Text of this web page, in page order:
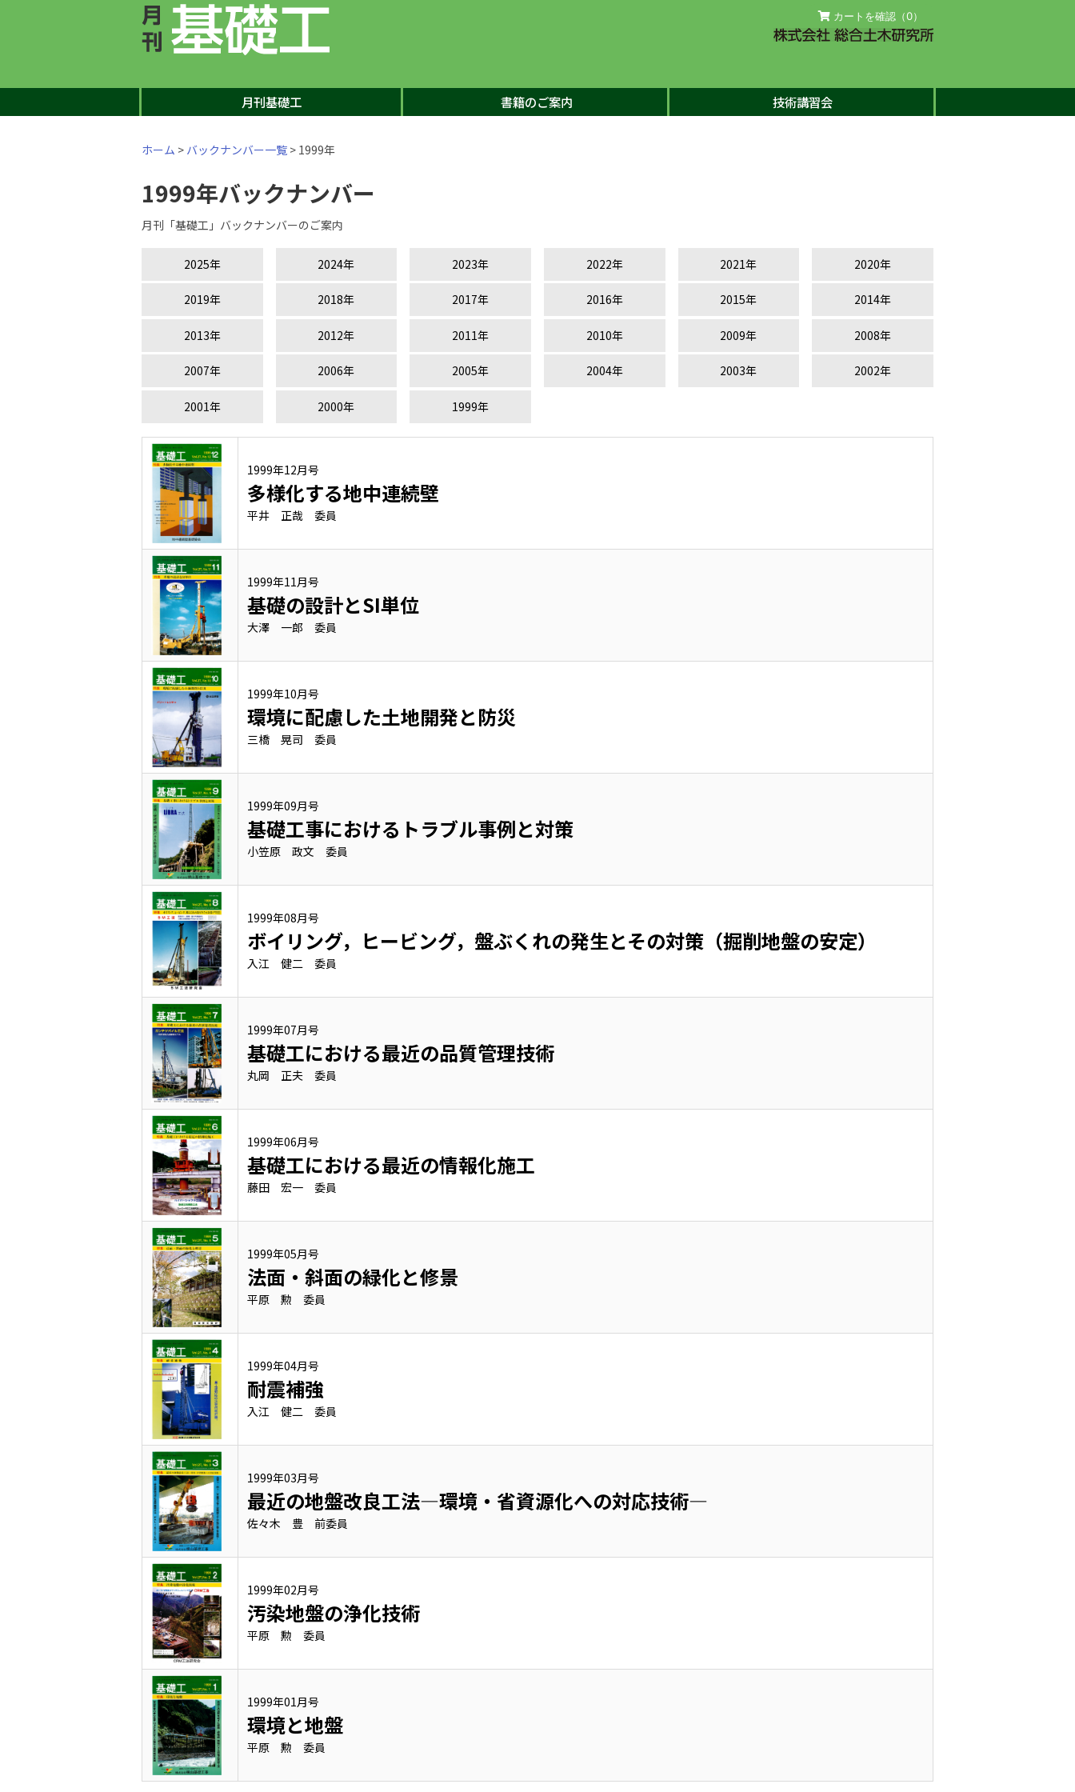
カートを確認（0）
月刊基礎工 書籍のご案内 技術講習会
ホーム > バックナンバー一覧 > 1999年
1999年バックナンバー
月刊「基礎工」バックナンバーのご案内
2025年 2024年 2023年 2022年 2021年 2020年
2019年 2018年 2017年 2016年 2015年 2014年
2013年 2012年 2011年 2010年 2009年 2008年
2007年 2006年 2005年 2004年 2003年 2002年
2001年 2000年 1999年
1999年12月号
多様化する地中連続壁
平井 正哉 委員
1999年11月号
基礎の設計とSI単位
大澤 一郎 委員
1999年10月号
環境に配慮した土地開発と防災
三橋 晃司 委員
1999年09月号
基礎工事におけるトラブル事例と対策
小笠原 政文 委員
1999年08月号
ボイリング，ヒービング，盤ぶくれの発生とその対策（掘削地盤の安定）
入江 健二 委員
1999年07月号
基礎工における最近の品質管理技術
丸岡 正夫 委員
1999年06月号
基礎工における最近の情報化施工
藤田 宏一 委員
1999年05月号
法面・斜面の緑化と修景
平原 勲 委員
1999年04月号
耐震補強
入江 健二 委員
1999年03月号
最近の地盤改良工法―環境・省資源化への対応技術―
佐々木 豊 前委員
1999年02月号
汚染地盤の浄化技術
平原 勲 委員
1999年01月号
環境と地盤
平原 勲 委員